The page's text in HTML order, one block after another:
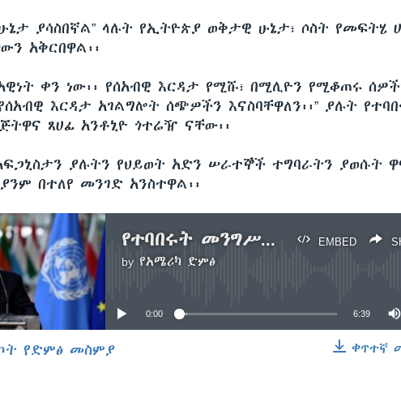
ያሳስበኛል” ላሉት የኢትዮጵያ ወቅታዊ ሁኔታ፣ ሶስት የመፍትሄ
አቅርበዋል፡፡
ቀን ነው፡፡ የሰአብዊ እርዳታ የሚሹ፣ በሚሊዮን የሚቆጠሩ
እርዳታ አገልግሎት ሰጭዎችን እናስባቸዋለን፡፡” ያሉት
ጸሀፊ አንቶኒዮ ጎተሬዥ ናቸው፡፡
ያሉትን የህይወት አድን ሠራተኞች ተግባራትን ያወሱት
በተለየ መንገድ አንስተዋል፡፡
EMBED
የተባበሩት መንግሥት ድርጅት ዋና ጸሐፊ ጥሪ፡ ለሁሉም ወገኖች
by የአሜሪካ ድምፅ
No media source currently available
0:00 6:39
ቀጥተኛ
የድምፅ መስምያ